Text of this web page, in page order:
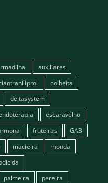
auxiliares
colheita
deltasystem
escaravelho
fruteiras
GA3
macieira
monda
palmeira
pereira